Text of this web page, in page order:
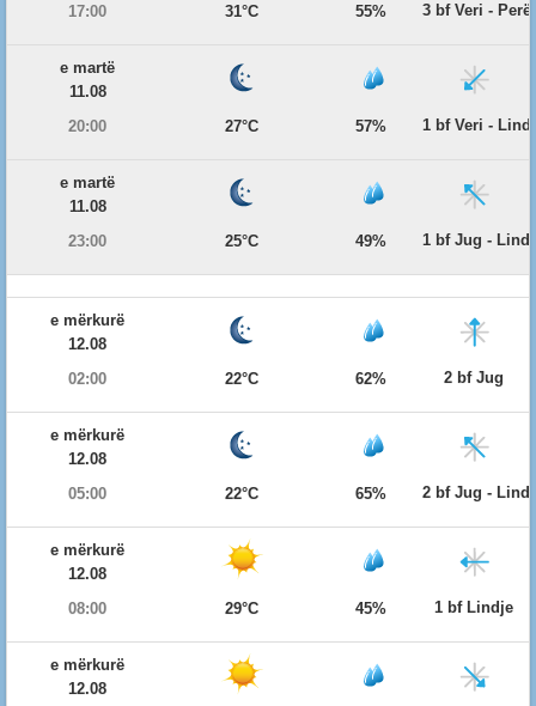
17:00
31°C 55% 3 bf Veri -
e martë
11.08
20:00
27°C 57% 1 bf Veri -
e martë
11.08
23:00
25°C 49% 1 bf Jug -
e mërkurë
12.08
02:00
22°C 62% 2 bf Jug
e mërkurë
12.08
05:00
22°C 65% 2 bf Jug -
e mërkurë
12.08
08:00
29°C 45% 1 bf Lindje
e mërkurë
12.08